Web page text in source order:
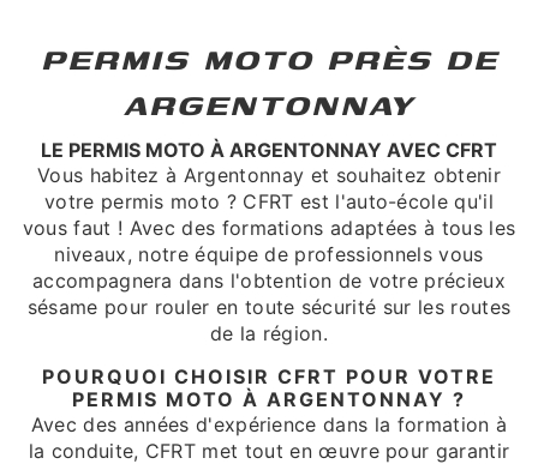
PERMIS MOTO PRÈS DE
ARGENTONNAY
LE PERMIS MOTO À ARGENTONNAY AVEC CFRT
Vous habitez à Argentonnay et souhaitez obtenir
votre permis moto ? CFRT est l'auto-école qu'il
vous faut ! Avec des formations adaptées à tous les
niveaux, notre équipe de professionnels vous
accompagnera dans l'obtention de votre précieux
sésame pour rouler en toute sécurité sur les routes
de la région.
POURQUOI CHOISIR CFRT POUR VOTRE
PERMIS MOTO À ARGENTONNAY ?
Avec des années d'expérience dans la formation à
la conduite, CFRT met tout en œuvre pour garantir